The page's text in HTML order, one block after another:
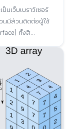
นเว็บเบราว์เซอร์
นมีส่วนติดต่อผู้ใช้
ทั้งสิ...